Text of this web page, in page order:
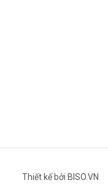
Thiết kế bởi BISO.VN